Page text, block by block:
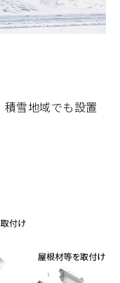
雪地域でも設置